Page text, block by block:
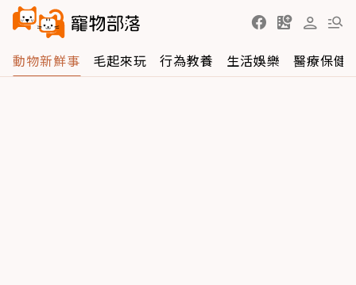
動物新鮮事 毛起來玩 行為教養 生活娛樂 醫療保健